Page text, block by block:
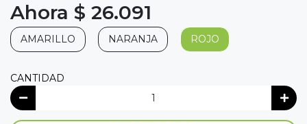
Ahora $ 26.091
AMARILLO NARANJA ROJO
CANTIDAD